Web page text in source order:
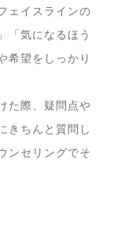
ェイスラインの
「気になるほう
希望をしっかり
た際、疑問点や
きちんと質問し
ンセリングでそ